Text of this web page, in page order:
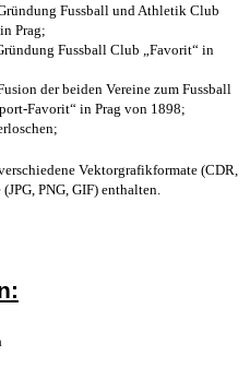
Fussball und Athletik Club
in Prag;
Fussball Club „Favorit“ in
der beiden Vereine zum Fussball
Favorit“ in Prag von 1898;
Vektorgrafikformate (CDR,
PNG, GIF) enthalten.